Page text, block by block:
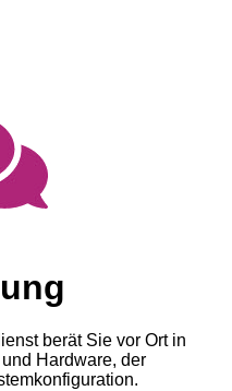
berät Sie vor Ort in
Hardware, der